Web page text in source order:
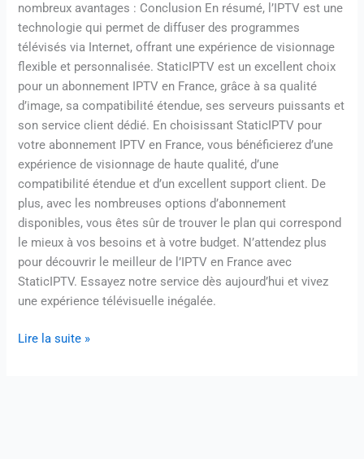
nombreux avantages : Conclusion En résumé, l’IPTV est une
technologie qui permet de diffuser des programmes
télévisés via Internet, offrant une expérience de visionnage
flexible et personnalisée. StaticIPTV est un excellent choix
pour un abonnement IPTV en France, grâce à sa qualité
d’image, sa compatibilité étendue, ses serveurs puissants et
son service client dédié. En choisissant StaticIPTV pour
votre abonnement IPTV en France, vous bénéficierez d’une
expérience de visionnage de haute qualité, d’une
compatibilité étendue et d’un excellent support client. De
plus, avec les nombreuses options d’abonnement
disponibles, vous êtes sûr de trouver le plan qui correspond
le mieux à vos besoins et à votre budget. N’attendez plus
pour découvrir le meilleur de l’IPTV en France avec
StaticIPTV. Essayez notre service dès aujourd’hui et vivez
une expérience télévisuelle inégalée.
Lire la suite »